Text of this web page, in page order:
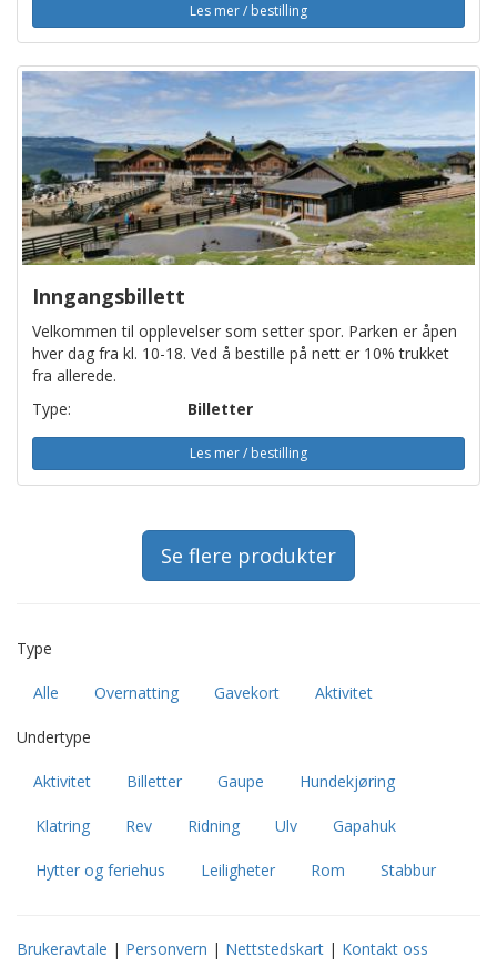
Les mer / bestilling
Inngangsbillett
Velkommen til opplevelser som setter spor. Parken er åpen
hver dag fra kl. 10-18. Ved å bestille på nett er 10% trukket
fra allerede.
Type:
Billetter
Les mer / bestilling
Se flere produkter
Type
Alle Overnatting Gavekort Aktivitet
Undertype
Aktivitet Billetter Gaupe Hundekjøring
Klatring Rev Ridning Ulv Gapahuk
Hytter og feriehus Leiligheter Rom Stabbur
Brukeravtale | Personvern | Nettstedskart | Kontakt oss